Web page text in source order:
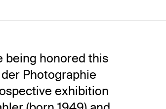
being honored this
Photographie
exhibition